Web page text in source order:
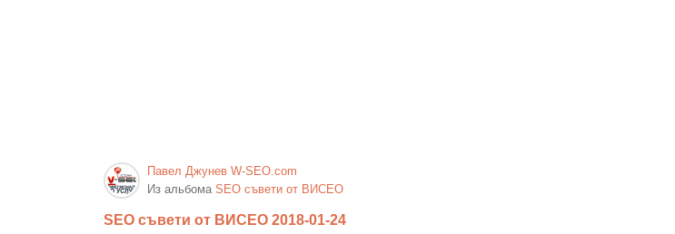
Павел Джунев W-SEO.com
Из альбома SEO съвети от ВИСЕО
SEO съвети от ВИСЕО 2018-01-24